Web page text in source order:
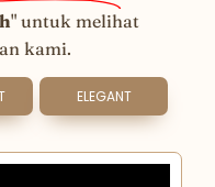
" untuk melihat
kami.
ELEGANT